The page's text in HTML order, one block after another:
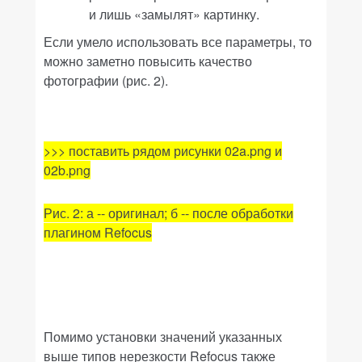
и лишь «замылят» картинку.
Если умело использовать все параметры, то
можно заметно повысить качество
фотографии (рис. 2).
>>> поставить рядом рисунки 02a.png и
02b.png
Рис. 2: а -- оригинал; б -- после обработки
плагином Refocus
Помимо установки значений указанных
выше типов нерезкости Refocusтакже